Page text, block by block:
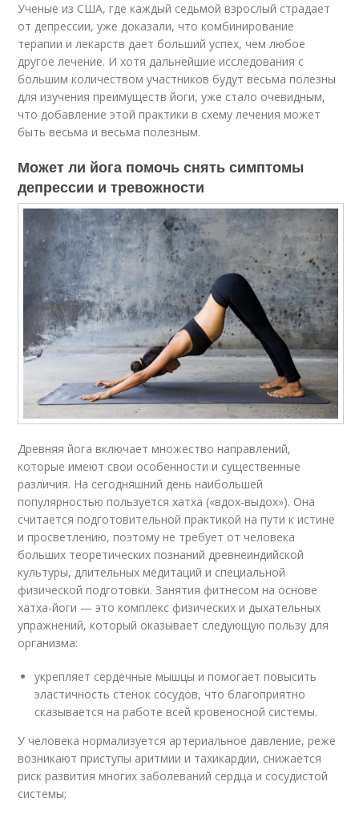
Ученые из США, где каждый седьмой взрослый страдает
от депрессии, уже доказали, что комбинирование
терапии и лекарств дает больший успех, чем любое
другое лечение. И хотя дальнейшие исследования с
большим количеством участников будут весьма полезны
для изучения преимуществ йоги, уже стало очевидным,
что добавление этой практики в схему лечения может
быть весьма и весьма полезным.
Может ли йога помочь снять симптомы
депрессии и тревожности
Древняя йога включает множество направлений,
которые имеют свои особенности и существенные
различия. На сегодняшний день наибольшей
популярностью пользуется хатха («вдох-выдох»). Она
считается подготовительной практикой на пути к истине
и просветлению, поэтому не требует от человека
больших теоретических познаний древнеиндийской
культуры, длительных медитаций и специальной
физической подготовки. Занятия фитнесом на основе
хатха-йоги — это комплекс физических и дыхательных
упражнений, который оказывает следующую пользу для
организма:
укрепляет сердечные мышцы и помогает повысить
эластичность стенок сосудов, что благоприятно
сказывается на работе всей кровеносной системы.
У человека нормализуется артериальное давление, реже
возникают приступы аритмии и тахикардии, снижается
риск развития многих заболеваний сердца и сосудистой
системы;